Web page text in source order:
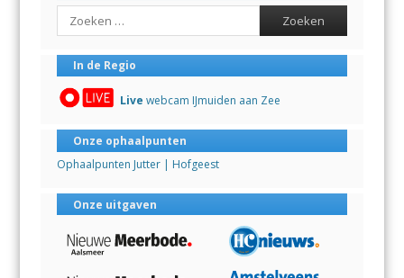
Search
In de Regio
Live webcam IJmuiden aan Zee
Onze ophaalpunten
Ophaalpunten Jutter | Hofgeest
Onze uitgaven